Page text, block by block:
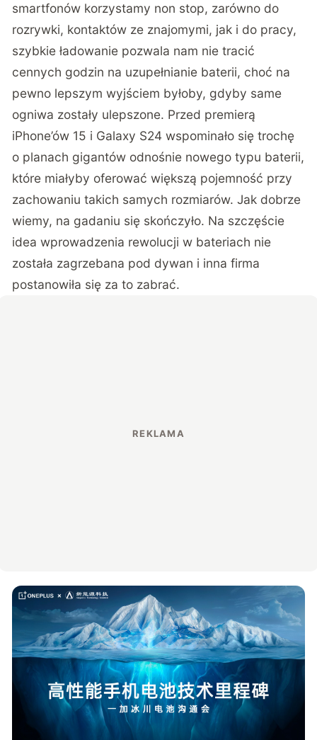
smartfonów korzystamy non stop, zarówno do
rozrywki, kontaktów ze znajomymi, jak i do pracy,
szybkie ładowanie pozwala nam nie tracić
cennych godzin na uzupełnianie baterii, choć na
pewno lepszym wyjściem byłoby, gdyby same
ogniwa zostały ulepszone. Przed premierą
iPhone’ów 15 i Galaxy S24 wspominało się trochę
o planach gigantów odnośnie nowego typu baterii,
które miałyby oferować większą pojemność przy
zachowaniu takich samych rozmiarów. Jak dobrze
wiemy, na gadaniu się skończyło. Na szczęście
idea wprowadzenia rewolucji w bateriach nie
została zagrzebana pod dywan i inna firma
postanowiła się za to zabrać.